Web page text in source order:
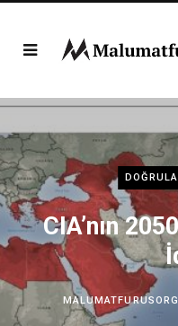
CIA’nın
MALUMATFURUSORG